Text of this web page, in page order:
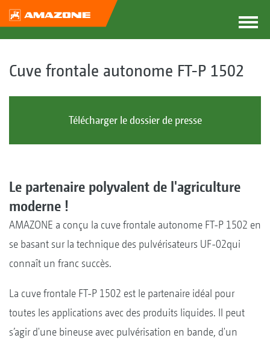
Cuve frontale autonome FT-P 1502
Télécharger le dossier de presse
Le partenaire polyvalent de l'agriculture
moderne !
AMAZONE a conçu la cuve frontale autonome FT-P 1502 en
se basant sur la technique des pulvérisateurs UF-02qui
connaît un franc succès.
La cuve frontale FT-P 1502 est le partenaire idéal pour
toutes les applications avec des produits liquides. Il peut
s’agir d'une bineuse avec pulvérisation en bande, d'un